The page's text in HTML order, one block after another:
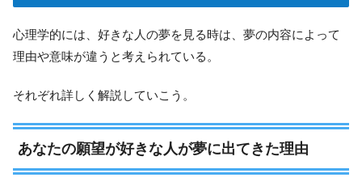
心理学的には、好きな人の夢を見る時は、夢の内容によって
理由や意味が違うと考えられている。
それぞれ詳しく解説していこう。
あなたの願望が好きな人が夢に出てきた理由